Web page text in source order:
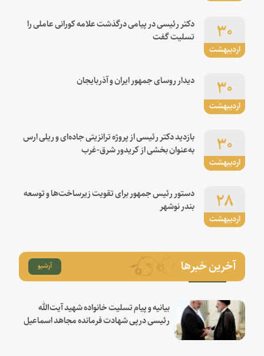
اردیبهشت
۳۰
دکتر رئیسی در پیامی درگذشت علامه کورانی عاملی را
تسلیت گفت
اردیبهشت
۳۰ دیدار روسای جمهور ایران و آذربایجان
اردیبهشت
۳۰
بازدید دکتر رئیسی از پروژه ترانزیتی جاده‌ای و ریلی ارس
به‌عنوان بخشی از کریدور شرق-غرب
اردیبهشت
۲۸
دستور رئیس جمهور برای تقویت زیرساخت‌ها و توسعه
بندر نوشهر
آخرین خبرها آرشیو
بیانیه و پیام تسلیت خانواده شهید آیت‌الله
رئیسی درپی شهادت فرمانده مجاهد اسماعیل